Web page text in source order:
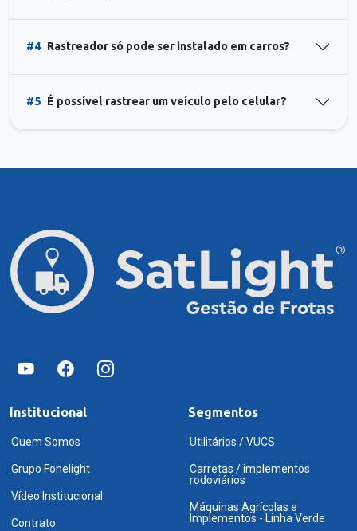
#4 Rastreador só pode ser instalado em carros?
#5 É possível rastrear um veículo pelo celular?
Institucional
Quem Somos
Grupo Fonelight
Vídeo Institucional
Contrato
Segmentos
Utilitários / VUCS
Carretas / implementos
rodoviários
Máquinas Agrícolas e
Implementos - Linha Verde